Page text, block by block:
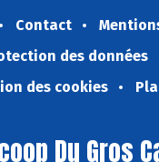
Contact
des données
des cookies
Du Gros